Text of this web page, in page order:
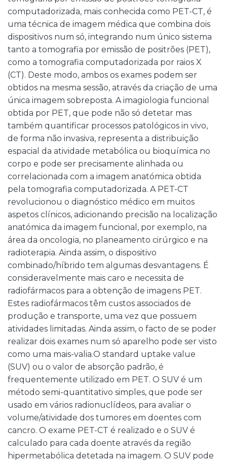
computadorizada, mais conhecida como PET-CT, é
uma técnica de imagem médica que combina dois
dispositivos num só, integrando num único sistema
tanto a tomografia por emissão de positrões (PET),
como a tomografia computadorizada por raios X
(CT). Deste modo, ambos os exames podem ser
obtidos na mesma sessão, através da criação de uma
única imagem sobreposta. A imagiologia funcional
obtida por PET, que pode não só detetar mas
também quantificar processos patológicos in vivo,
de forma não invasiva, representa a distribuição
espacial da atividade metabólica ou bioquímica no
corpo e pode ser precisamente alinhada ou
correlacionada com a imagem anatómica obtida
pela tomografia computadorizada. A PET-CT
revolucionou o diagnóstico médico em muitos
aspetos clínicos, adicionando precisão na localização
anatómica da imagem funcional, por exemplo, na
área da oncologia, no planeamento cirúrgico e na
radioterapia. Ainda assim, o dispositivo
combinado/híbrido tem algumas desvantagens. É
consideravelmente mais caro e necessita de
radiofármacos para a obtenção de imagens PET.
Estes radiofármacos têm custos associados de
produção e transporte, uma vez que possuem
atividades limitadas. Ainda assim, o facto de se poder
realizar dois exames num só aparelho pode ser visto
como uma mais-valia.O standard uptake value
(SUV) ou o valor de absorção padrão, é
frequentemente utilizado em PET. O SUV é um
método semi-quantitativo simples, que pode ser
usado em vários radionuclídeos, para avaliar o
volume/atividade dos tumores em doentes com
cancro. O exame PET-CT é realizado e o SUV é
calculado para cada doente através da região
hipermetabólica detetada na imagem. O SUV pode